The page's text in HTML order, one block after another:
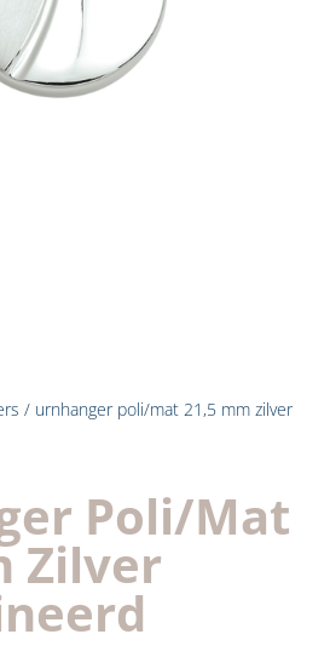
/ urnhanger poli/mat 21,5 mm zilver
Poli/mat
Zilver